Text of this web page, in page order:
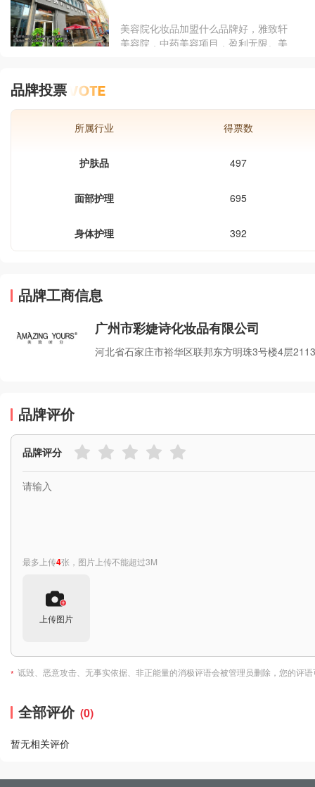
具；美容化妆书刊、杂志及美容美发学
校等。
美容院化妆品加盟什么品牌好，雅致轩
美容院，中药美容项目，盈利无限。美
十分激烈。美容连锁加盟网介绍，雅致
是一家以面部问题肌肤解决和护理为主
品牌投票
所属行业 得票数
护肤品 497
面部护理 695
身体护理 392
品牌工商信息
广州市彩婕诗化妆品有限公司
河北省石家庄市裕华区联邦东方明珠3号楼4层
品牌评价
品牌评分
最多上传4张，图片上传不能超过3M
上传图片
* 诋毁、恶意攻击、无事实依据、非正能量的消极评语会被管理员删除，您的评
全部评价 (0)
暂无相关评价